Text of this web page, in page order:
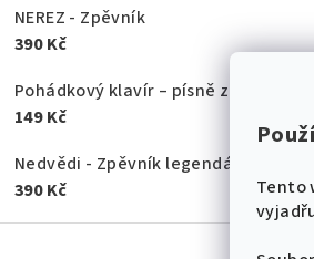
Tento
NEREZ - Zpěvník
390 Kč
149 Kč
390 Kč